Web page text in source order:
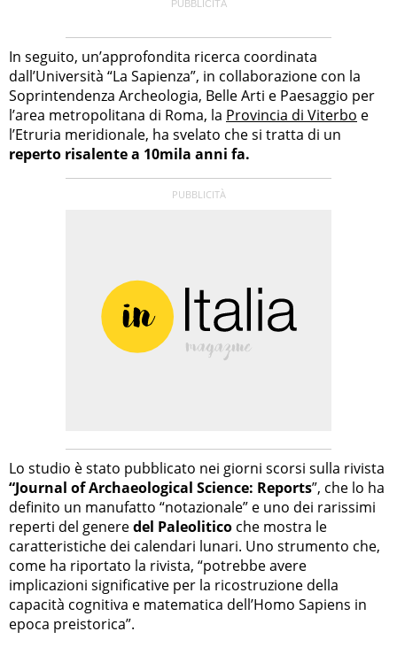
In seguito, un’approfondita ricerca coordinata
dall’Università “La Sapienza”, in collaborazione con la
Soprintendenza Archeologia, Belle Arti e Paesaggio per
l’area metropolitana di Roma, la Provincia di Viterbo e
l’Etruria meridionale, ha svelato che si tratta di un
reperto risalente a 10mila anni fa.
Lo studio è stato pubblicato nei giorni scorsi sulla rivista
“Journal of Archaeological Science: Reports”, che lo ha
definito un manufatto “notazionale” e uno dei rarissimi
reperti del generedel Paleolitico che mostra le
caratteristiche dei calendari lunari. Uno strumento che,
come ha riportato la rivista, “potrebbe avere
implicazioni significative per la ricostruzione della
capacità cognitiva e matematica dell’Homo Sapiens in
epoca preistorica”.